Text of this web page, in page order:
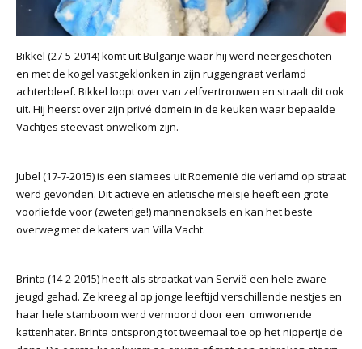
Bikkel (27-5-2014) komt uit Bulgarije waar hij werd neergeschoten
en met de kogel vastgeklonken in zijn ruggengraat verlamd
achterbleef. Bikkel loopt over van zelfvertrouwen en straalt dit ook
uit. Hij heerst over zijn privé domein in de keuken waar bepaalde
Vachtjes steevast onwelkom zijn.
Jubel (17-7-2015) is een siamees uit Roemenië die verlamd op straat
werd gevonden. Dit actieve en atletische meisje heeft een grote
voorliefde voor (zweterige!) mannenoksels en kan het beste
overweg met de katers van Villa Vacht.
Brinta (14-2-2015) heeft als straatkat van Servië een hele zware
jeugd gehad. Ze kreeg al op jonge leeftijd verschillende nestjes en
haar hele stamboom werd vermoord door een omwonende
kattenhater. Brinta ontsprong tot tweemaal toe op het nippertje de